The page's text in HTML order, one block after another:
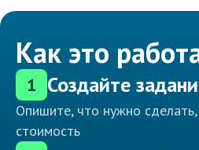
Как это
1 Создайте
Опишите, что нужно
стоимость